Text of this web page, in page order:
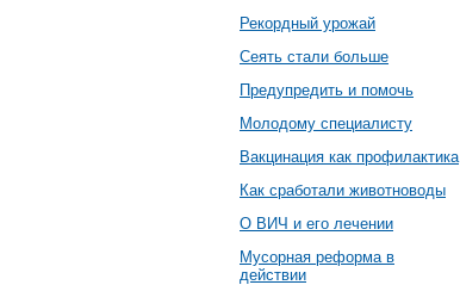
Рекордный урожай
Сеять стали больше
Предупредить и помочь
Молодому специалисту
Вакцинация как профилактика
Как сработали животноводы
О ВИЧ и его лечении
Мусорная реформа в
действии